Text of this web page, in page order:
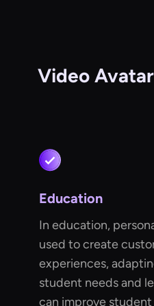
Video
Education
In education,
used to create
experiences,
student needs and
can improve